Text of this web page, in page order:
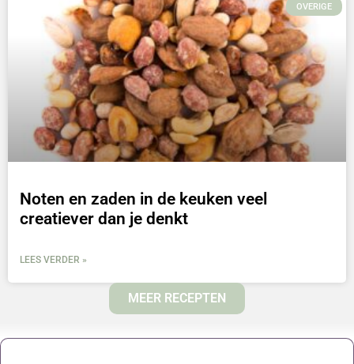
OVERIGE
Noten en zaden in de keuken veel
creatiever dan je denkt
LEES VERDER »
MEER RECEPTEN